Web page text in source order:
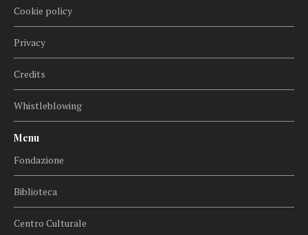
Cookie policy
Privacy
Credits
Whistleblowing
Menu
Fondazione
Biblioteca
Centro Culturale